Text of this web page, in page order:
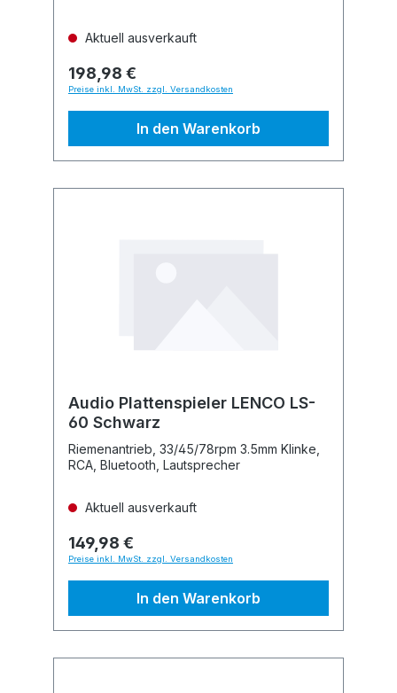
Aktuell ausverkauft
198,98 €
Preise inkl. MwSt. zzgl. Versandkosten
In den Warenkorb
Audio Plattenspieler LENCO LS-
60 Schwarz
Riemenantrieb, 33/45/78rpm 3.5mm Klinke,
RCA, Bluetooth, Lautsprecher
Aktuell ausverkauft
149,98 €
Preise inkl. MwSt. zzgl. Versandkosten
In den Warenkorb